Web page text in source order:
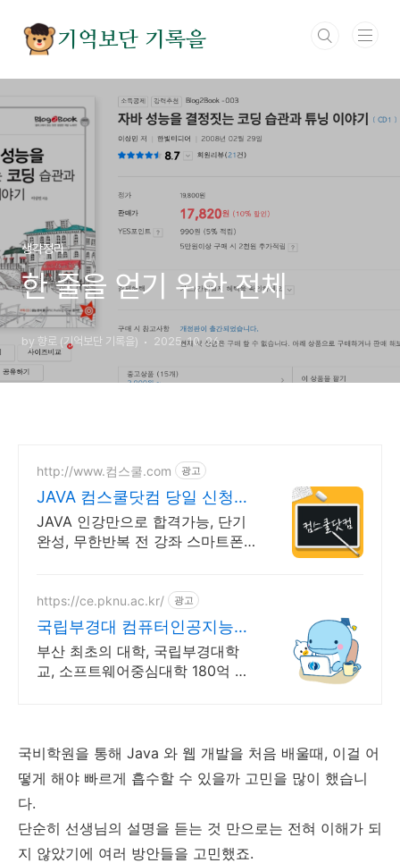
기억보단 기록을
생각정리
한 줄을 얻기 위한 전체
by 향로 (기억보단 기록을) 2025. 10. 26.
http://www.컴스쿨.com 광고
JAVA 컴스쿨닷컴 당일 신청&
결제시 기프티콘!
JAVA 인강만으로 합격가능, 단기
완성, 무한반복 전 강좌 스마트폰
https://ce.pknu.ac.kr/ 광고
국립부경대 컴퓨터인공지능학
부
부산 최초의 대학, 국립부경대학
교, 소프트웨어중심대학 180억 선
국비학원을 통해 Java 와 웹 개발을 처음 배울때, 이걸 어
떻게 해야 빠르게 흡수할 수 있을까 고민을 많이 했습니
다.
단순히 선생님의 설명을 듣는 것 만으로는 전혀 이해가 되
지 않았기에 여러 방안들을 고민했죠.